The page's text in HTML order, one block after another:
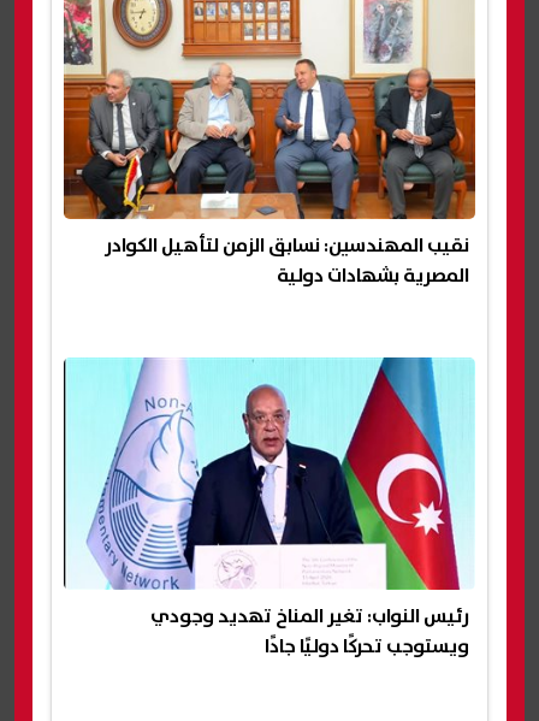
نقيب المهندسين: نسابق الزمن لتأهيل الكوادر
المصرية بشهادات دولية
رئيس النواب: تغير المناخ تهديد وجودي
ويستوجب تحركًا دوليًا جادًا